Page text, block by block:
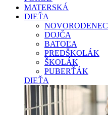
MATERSKÁ
DIEŤA
NOVORODENEC
DOJČA
BATOĽA
PREDŠKOLÁK
ŠKOLÁK
PUBERŤÁK
DIEŤA